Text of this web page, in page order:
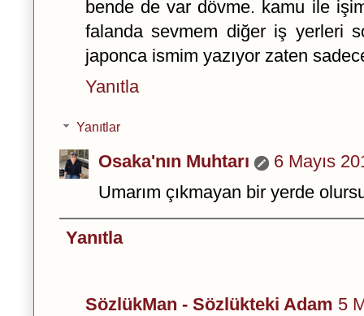
bende de var dövme. kamu ile
falanda sevmem diğer iş yerleri
japonca ismim yazıyor zaten
Yanıtla
Yanıtlar
Osaka'nın Muhtarı
6 Mayıs
Umarım çıkmayan bir yerde
Yanıtla
SözlükMan - Sözlükteki Adam 5